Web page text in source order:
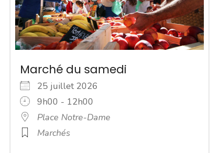
Marché du samedi
25 juillet 2026
9h00 - 12h00
Place Notre-Dame
Marchés